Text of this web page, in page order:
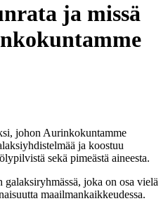
ja missä
johon Aurinkokuntamme
ja koostuu
sekä pimeästä aineesta.
galaksiryhmässä, joka on osa vielä
maailmankaikkeudessa.